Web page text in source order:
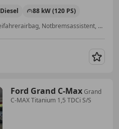
Diesel
88 kW (120 PS)
Xenonscheinwerfer, Alufelgen, Beifahrerairbag, Notbremsassistent, Garantie, Scheckheftgepflegt, Elektrische Heckklappe, Regensensor
Ford Grand C-MaxGrand
C-MAX Titanium 1,5 TDCi S/S